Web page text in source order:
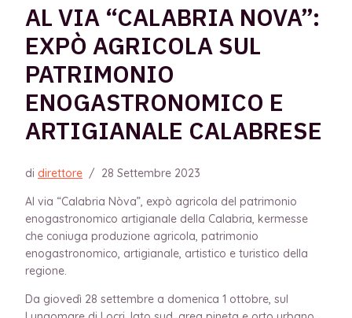
AL VIA “CALABRIA NOVA”:
EXPÒ AGRICOLA SUL
PATRIMONIO
ENOGASTRONOMICO E
ARTIGIANALE CALABRESE
di direttore / 28 Settembre 2023
Al via “Calabria Nòva”, expò agricola del patrimonio
enogastronomico artigianale della Calabria, kermesse
che coniuga produzione agricola, patrimonio
enogastronomico, artigianale, artistico e turistico della
regione.
Da giovedì 28 settembre a domenica 1 ottobre, sul